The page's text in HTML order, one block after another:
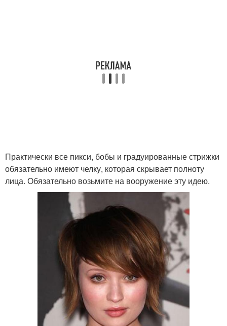
Идеальные стрижки
Стрижки на тонкие
волосы
Практически все пикси, бобы и градуированные стрижки
обязательно имеют челку, которая скрывает полноту
лица. Обязательно возьмите на вооружение эту идею.